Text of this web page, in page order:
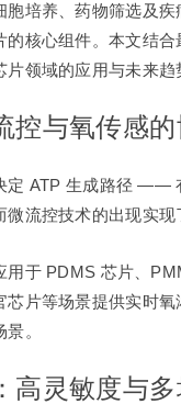
胞培养、药物筛选及
的核心组件。本文结
领域的应用与未来趋
与氧传感的
定 ATP 生成路径 ——
微流控技术的出现实
用于 PDMS 芯片、
片等场景提供实时
。
灵敏度与多